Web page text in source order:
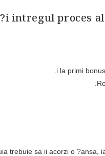
intregul proces
trebuie sa ii acorzi o ?ansa,